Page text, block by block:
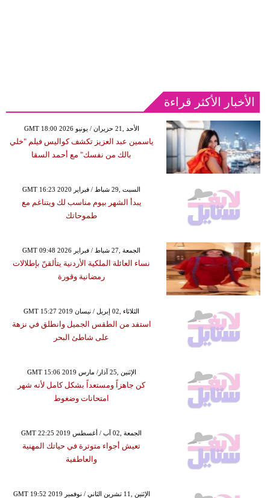
الأخبار الأكثر قراءة
GMT 18:00 2026 الأحد ,21 حزيران / يونيو
ياسمين عبد العزيز تكشف كواليس فيلم "خلي
بالك من نفسك" مع أحمد السقا
GMT 16:23 2020 السبت ,29 شباط / فبراير
يبدأ الشهر بيوم مناسب لك ويتناغم مع
طموحاتك
GMT 09:48 2026 الجمعة ,27 شباط / فبراير
نساء العائلة الملكية الأردنية يتألقنّ بإطلالات
رمضانية وقورة
GMT 15:27 2019 الثلاثاء ,02 إبريل / نيسان
استفد من الطقس الجميل وانطلق في نزهة
على شاطئ البحر
GMT 15:06 2019 الإثنين ,25 آذار/ مارس
كن جاهزاً ومستعداً بشكل كامل لأنه شهر
امتحانات وضغوط
GMT 22:25 2019 الجمعة ,02 آب / أغسطس
تعيش أجواء متوترة في حياتك المهنية
والعاطفية
GMT 19:52 2019 الإثنين ,11 تشرين الثاني / نوفمبر